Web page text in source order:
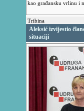
kao građansku vrlinu i
Tribina
Aleksić izvijestio
situaciji